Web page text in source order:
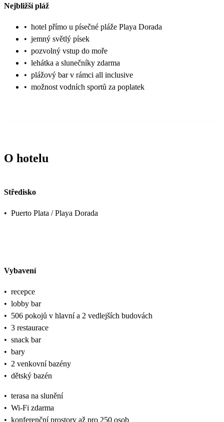
Nejbližší pláž
• hotel přímo u písečné pláže Playa Dorada
• jemný světlý písek
• pozvolný vstup do moře
• lehátka a slunečníky zdarma
• plážový bar v rámci all inclusive
• možnost vodních sportů za poplatek
O hotelu
Středisko
• Puerto Plata / Playa Dorada
Vybavení
• recepce
• lobby bar
• 506 pokojů v hlavní a 2 vedlejších budovách
• 3 restaurace
• snack bar
• bary
• 2 venkovní bazény
• dětský bazén
• terasa na slunění
• Wi-Fi zdarma
• konferenční prostory až pro 250 osob